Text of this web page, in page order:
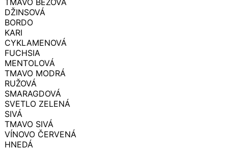
DŽINSOVÁ
BORDO
KARI
CYKLAMENOVÁ
FUCHSIA
MENTOLOVÁ
TMAVO MODRÁ
RUŽOVÁ
SMARAGDOVÁ
SVETLO ZELENÁ
SIVÁ
TMAVO SIVÁ
VÍNOVO ČERVENÁ
HNEDÁ